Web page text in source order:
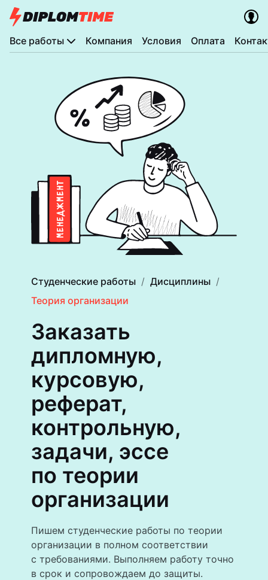
Все работы Компания Условия Оплата
Студенческие работы
Дисциплины
Теория организации
Заказать
дипломную,
курсовую,
реферат,
контрольную,
задачи, эссе
по теории
организации
Пишем студенческие работы по теории
организации в полном соответствии
с требованиями. Выполняем работу точно
в срок и сопровождаем до защиты.